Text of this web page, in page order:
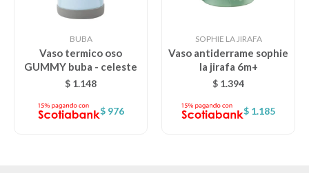
BUBA
Vaso termico oso
GUMMY buba - celeste
$ 1.148
$ 976
SOPHIE LA JIRAFA
Vaso antiderrame sophie
la jirafa 6m+
$ 1.394
$ 1.185